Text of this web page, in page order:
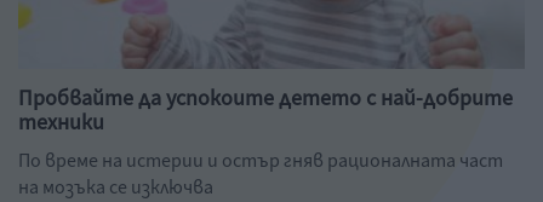
Пробвайте да успокоите детето с най-добрите
техники
По време на истерии и остър гняв рационалната част
на мозъка се изключва